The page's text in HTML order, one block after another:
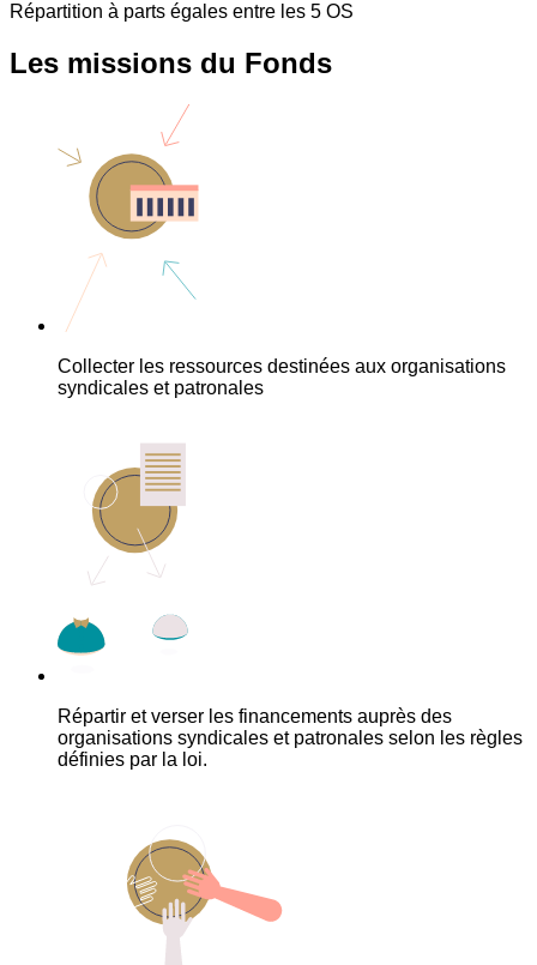
Répartition à parts égales entre les 5 OS
Les missions du Fonds
Collecter les ressources destinées aux organisations
syndicales et patronales
Répartir et verser les financements auprès des
organisations syndicales et patronales selon les règles
définies par la loi.